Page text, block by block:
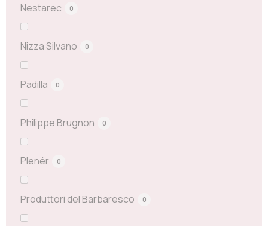
Nestarec 0
Nizza Silvano 0
Padilla 0
Philippe Brugnon 0
Plenér 0
Produttori del Barbaresco 0